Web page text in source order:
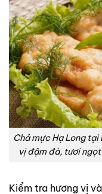
Chả mực Hạ Long
vị đậm đà, tươi
Kiểm tra hương vị